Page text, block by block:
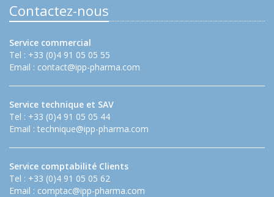
Contactez-nous
Service commercial
Tel : +33 (0)4 91 05 05 55
Email : contact@ipp-pharma.com
Service technique et SAV
Tel : +33 (0)4 91 05 05 44
Email : technique@ipp-pharma.com
Service comptabilité Clients
Tel : +33 (0)4 91 05 05 62
Email : comptac@ipp-pharma.com